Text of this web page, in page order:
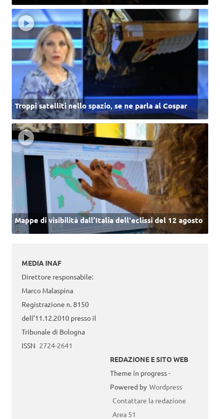
Troppi satelliti nello spazio, se ne parla al Cospar
Mappe di visibilità dall’Italia dell'eclissi del 12 agosto
MEDIA INAF
Direttore responsabile:
Marco Malaspina
Registrazione n. 8150
dell’11.12.2010 presso il
Tribunale di Bologna
ISSN 2724-2641
REDAZIONE E SITO WEB
Theme in progress -
Powered by Wordpress
Contattare la redazione
Area 51